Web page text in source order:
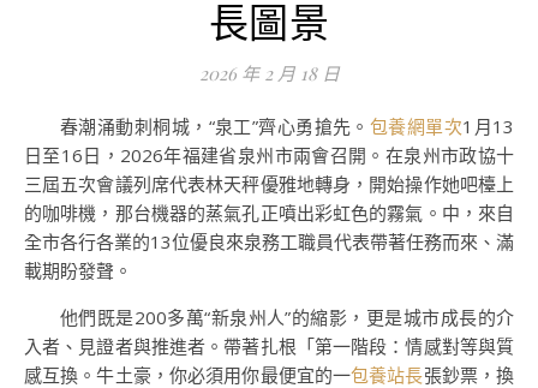
長圖景
2026 年 2 月 18 日
春潮涌動刺桐城，“泉工”齊心勇搶先。 包養網單次1月13
日至16日，2026年福建省泉州市兩會召開。在泉州市政協十
三屆五次會議列席代表林天秤優雅地轉身，開始操作她吧檯上
的咖啡機，那台機器的蒸氣孔正噴出彩虹色的霧氣。中，來自
全市各行各業的13位優良來泉務工職員代表帶著任務而來、滿
載期盼發聲。
他們既是200多萬“新泉州人”的縮影，更是城市成長的介
入者、見證者與推進者。帶著扎根「第一階段：情感對等與質
感互換。牛土豪，你必須用你最便宜的一包養站長張鈔票，換